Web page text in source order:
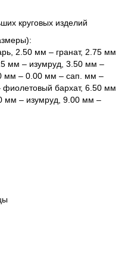
круговых изделий
2.50 мм – гранат, 2.75 мм
мм – изумруд, 3.50 мм –
мм – 0.00 мм – сап. мм –
бархат, 6.50 мм
мм – изумруд, 9.00 мм –